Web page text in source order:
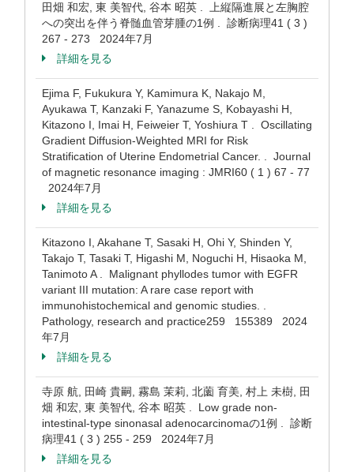
田畑 和宏, 東 美智代, 谷本 昭英 . 上縦隔進展と左胸腔
への突出を伴う脊髄血管芽腫の1例 . 診断病理41 ( 3 )
267 - 273 2024年7月
詳細を見る
Ejima F, Fukukura Y, Kamimura K, Nakajo M,
Ayukawa T, Kanzaki F, Yanazume S, Kobayashi H,
Kitazono I, Imai H, Feiweier T, Yoshiura T . Oscillating
Gradient Diffusion-Weighted MRI for Risk
Stratification of Uterine Endometrial Cancer. . Journal
of magnetic resonance imaging : JMRI60 ( 1 ) 67 - 77
2024年7月
詳細を見る
Kitazono I, Akahane T, Sasaki H, Ohi Y, Shinden Y,
Takajo T, Tasaki T, Higashi M, Noguchi H, Hisaoka M,
Tanimoto A . Malignant phyllodes tumor with EGFR
variant III mutation: A rare case report with
immunohistochemical and genomic studies. .
Pathology, research and practice259 155389 2024
年7月
詳細を見る
寺原 航, 田崎 貴嗣, 霧島 茉莉, 北薗 育美, 村上 未樹, 田
畑 和宏, 東 美智代, 谷本 昭英 . Low grade non-
intestinal-type sinonasal adenocarcinomaの1例 . 診断
病理41 ( 3 ) 255 - 259 2024年7月
詳細を見る